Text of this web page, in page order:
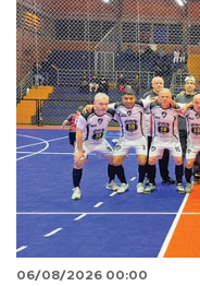
06/08/2026 00:00